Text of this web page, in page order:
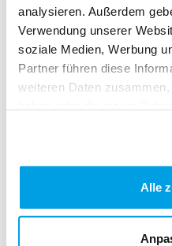
analysieren. Außerdem
Verwendung unserer
soziale Medien, Werbung
Partner führen diese
weiteren Daten
Alle